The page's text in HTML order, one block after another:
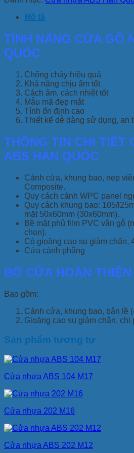
Mô tả
TÍNH NĂNG CỬA GỖ
QUỐC
Chống cháy hiệu quả
Khả năng chịu ẩm tốt
Cách âm, cách nhiệt tốt
Mẫu mã đẹp mắt
Tính ổn định cao
Thiết kế dễ dàng sử dụng, an
THÔNG TIN CHI TIẾT
ABS HÀN QUỐC
Cánh cửa, khung bao, nẹp
Composite.
Quy cách cánh WPC panel
Quy cách khung bao: 105/
mặt 50x60mm (30x60mm).
Bề mặt phủ film PVC vân gỗ
chọn).
Có gioăng cao su giảm chấn,
Cửa cánh phẳng
BỘ CỬA HOÀN THIỆN
Bao gồm:
Cánh cửa, khung bao, bản lề
Gioăng cao su giảm chân, chi
Sản phẩm tương tự
Cửa nhựa ABS 104 M17
Cửa nhựa 202 M16
Cửa nhựa ABS 202 M12